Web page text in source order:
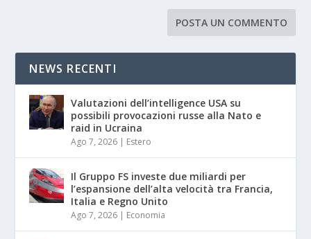
NEWS RECENTI
Valutazioni dell’intelligence USA su
possibili provocazioni russe alla Nato e
raid in Ucraina
Ago 7, 2026 | Estero
Il Gruppo FS investe due miliardi per
l’espansione dell’alta velocità tra Francia,
Italia e Regno Unito
Ago 7, 2026 | Economia